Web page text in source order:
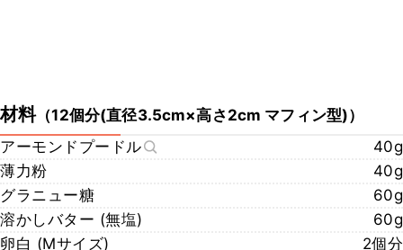
材料（12個分(直径3.5cm×高さ2cm マフィン型)）
アーモンドプードル
40g
薄力粉
40g
グラニュー糖
60g
溶かしバター (無塩)
60g
卵白 (Mサイズ)
2個分